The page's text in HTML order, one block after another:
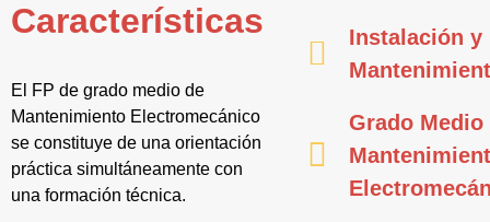
Características
El FP de grado medio de
Mantenimiento Electromecánico
se constituye de una orientación
práctica simultáneamente con
una formación técnica.
Instalación y
Grado Medio